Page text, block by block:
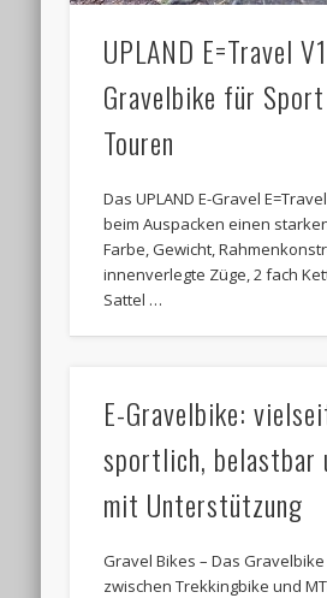
UPLAND E=Travel
Gravelbike für
Touren
Das UPLAND E-Gravel
beim Auspacken einen
Farbe, Gewicht,
innenverlegte Züge, 2 fach
Sattel …
E-Gravelbike:
sportlich, belastbar
mit Unterstützung
Gravel Bikes – Das
zwischen Trekkingbike und